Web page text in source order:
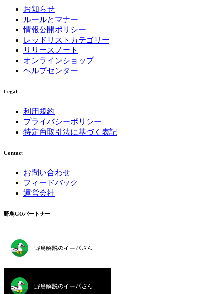
お知らせ
ルールとマナー
情報公開ポリシー
レッドリストカテゴリー
リリースノート
オンラインショップ
ヘルプセンター
Legal
利用規約
プライバシーポリシー
特定商取引法に基づく表記
Contact
お問い合わせ
フィードバック
運営会社
野鳥GOパートナー